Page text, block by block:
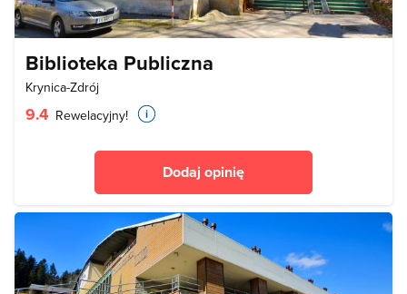
Biblioteka Publiczna
Krynica-Zdrój
9.4 Rewelacyjny!
Dodaj opinię